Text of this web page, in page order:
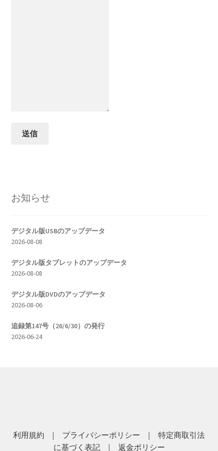
お知らせ
デジタル版USBのアップデータ
2026-08-08
デジタル版タブレットのアップデータ
2026-08-08
デジタル版DVDのアップデータ
2026-08-06
追録第147号（26/6/30）の発行
2026-06-24
利用規約 | プライバシーポリシー | 特定商取引法
に基づく表記| 返金ポリシー